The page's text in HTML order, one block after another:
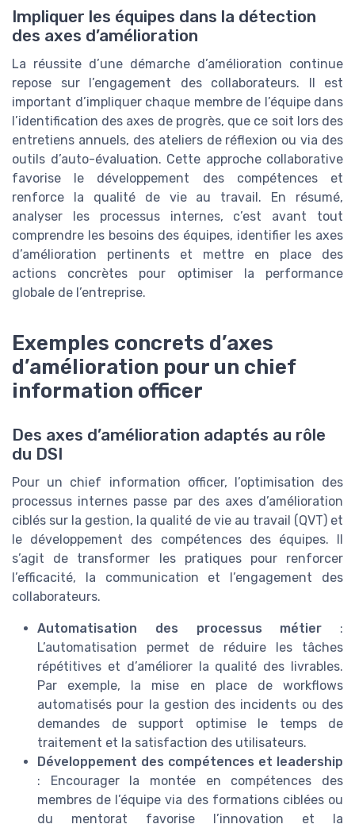
Impliquer les équipes dans la détection
des axes d’amélioration
La réussite d’une démarche d’amélioration continue
repose sur l’engagement des collaborateurs. Il est
important d’impliquer chaque membre de l’équipe dans
l’identification des axes de progrès, que ce soit lors des
entretiens annuels, des ateliers de réflexion ou via des
outils d’auto-évaluation. Cette approche collaborative
favorise le développement des compétences et
renforce la qualité de vie au travail. En résumé,
analyser les processus internes, c’est avant tout
comprendre les besoins des équipes, identifier les axes
d’amélioration pertinents et mettre en place des
actions concrètes pour optimiser la performance
globale de l’entreprise.
Exemples concrets d’axes
d’amélioration pour un chief
information officer
Des axes d’amélioration adaptés au rôle
du DSI
Pour un chief information officer, l’optimisation des
processus internes passe par des axes d’amélioration
ciblés sur la gestion, la qualité de vie au travail (QVT) et
le développement des compétences des équipes. Il
s’agit de transformer les pratiques pour renforcer
l’efficacité, la communication et l’engagement des
collaborateurs.
Automatisation des processus métier :
L’automatisation permet de réduire les tâches
répétitives et d’améliorer la qualité des livrables.
Par exemple, la mise en place de workflows
automatisés pour la gestion des incidents ou des
demandes de support optimise le temps de
traitement et la satisfaction des utilisateurs.
Développement des compétences et leadership
: Encourager la montée en compétences des
membres de l’équipe via des formations ciblées ou
du mentorat favorise l’innovation et la